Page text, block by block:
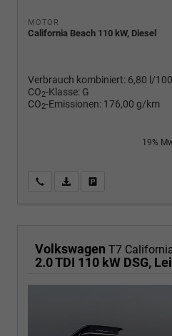
MOTOR
California Beach 110 kW, Diesel
Verbrauch kombiniert: 6,80 l/
CO2-Klasse: G
CO2-Emissionen: 176,00 g/km
19%
Wir rufen Sie anPDF-Fahrzeugexposé
Volkswagen T7